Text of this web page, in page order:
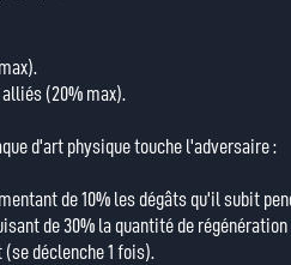
(20% max).
d'art physique touche l'adversaire :
de 10% les dégâts qu'il subit
de 30% la quantité de régénération
déclenche 1 fois).